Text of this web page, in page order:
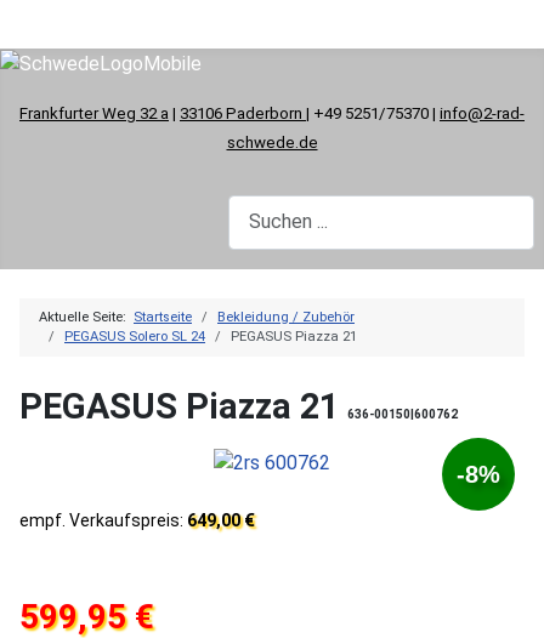
Frankfurter Weg 32 a | 33106 Paderborn | +49 5251/75370 | info@2-rad-
schwede.de
Aktuelle Seite: Startseite
Bekleidung / Zubehör
PEGASUS Solero SL 24
PEGASUS Piazza 21
PEGASUS Piazza 21 636-00150|600762
-8%
empf. Verkaufspreis: 649,00 €
599,95 €